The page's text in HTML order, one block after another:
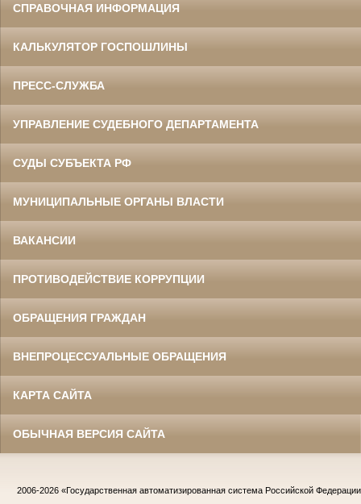
СПРАВОЧНАЯ ИНФОРМАЦИЯ
КАЛЬКУЛЯТОР ГОСПОШЛИНЫ
ПРЕСС-СЛУЖБА
УПРАВЛЕНИЕ СУДЕБНОГО ДЕПАРТАМЕНТА
СУДЫ СУБЪЕКТА РФ
МУНИЦИПАЛЬНЫЕ ОРГАНЫ ВЛАСТИ
ВАКАНСИИ
ПРОТИВОДЕЙСТВИЕ КОРРУПЦИИ
ОБРАЩЕНИЯ ГРАЖДАН
ВНЕПРОЦЕССУАЛЬНЫЕ ОБРАЩЕНИЯ
КАРТА САЙТА
ОБЫЧНАЯ ВЕРСИЯ САЙТА
2006-2026 «Государственная автоматизированная система Российской